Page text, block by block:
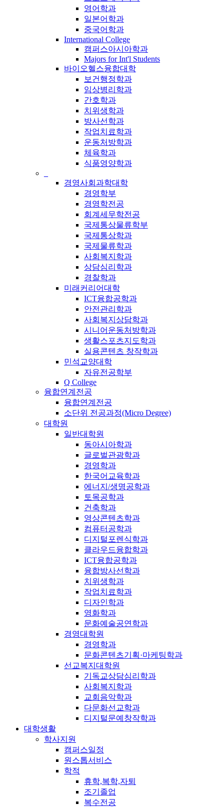
영어학과
일본어학과
중국어학과
International College
캠퍼스아시아학과
Majors for Int'l Students
바이오헬스융합대학
보건행정학과
임상병리학과
간호학과
치위생학과
방사선학과
작업치료학과
운동처방학과
체육학과
식품영양학과
경영사회과학대학
경영학부
경영학전공
회계세무학전공
국제통상물류학부
국제통상학과
국제물류학과
사회복지학과
상담심리학과
경찰학과
미래커리어대학
ICT융합공학과
안전관리학과
사회복지상담학과
시니어운동처방학과
생활스포츠지도학과
실용콘텐츠 창작학과
민석교양대학
자유전공학부
Q College
융합연계전공
융합연계전공
소단위 전공과정(Micro Degree)
대학원
일반대학원
동아시아학과
글로벌관광학과
경영학과
한국어교육학과
에너지/생명공학과
토목공학과
건축학과
영상콘텐츠학과
컴퓨터공학과
디지털포렌식학과
클라우드융합학과
ICT융합공학과
융합방사선학과
치위생학과
작업치료학과
디자인학과
영화학과
문화예술공연학과
경영대학원
경영학과
문화콘텐츠기획·마케팅학과
선교복지대학원
기독교상담심리학과
사회복지학과
교회음악학과
다문화선교학과
디지털문예창작학과
대학생활
학사지원
캠퍼스일정
원스톱서비스
학적
휴학,복학,자퇴
조기졸업
복수전공